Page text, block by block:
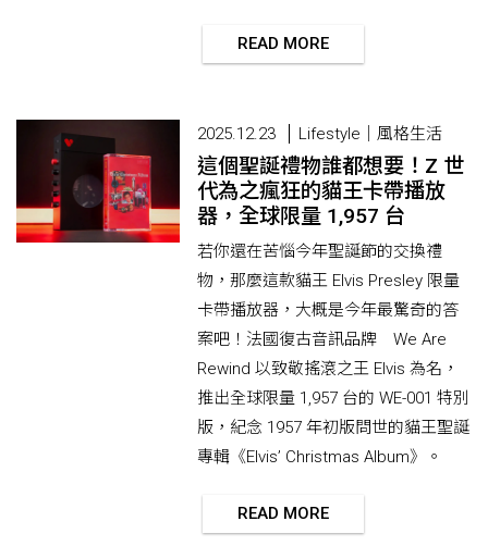
READ MORE
2025.12.23 Lifestyle｜風格生活
這個聖誕禮物誰都想要！Z 世
代為之瘋狂的貓王卡帶播放
器，全球限量 1,957 台
若你還在苦惱今年聖誕節的交換禮
物，那麼這款貓王 Elvis Presley 限量
卡帶播放器，大概是今年最驚奇的答
案吧！法國復古音訊品牌 We Are
Rewind 以致敬搖滾之王 Elvis 為名，
推出全球限量 1,957 台的 WE-001 特別
版，紀念 1957 年初版問世的貓王聖誕
專輯《Elvis’ Christmas Album》。
READ MORE